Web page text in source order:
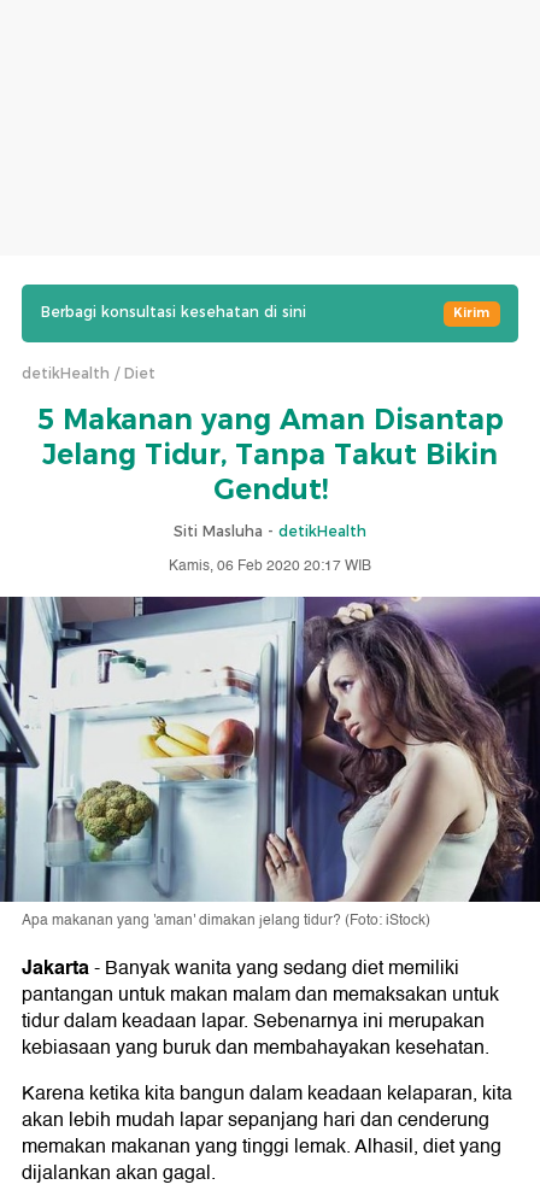
Berbagi konsultasi kesehatan di sini Kirim
detikHealth Diet
5 Makanan yang Aman Disantap
Jelang Tidur, Tanpa Takut Bikin
Gendut!
Siti Masluha - detikHealth
Kamis, 06 Feb 2020 20:17 WIB
Apa makanan yang 'aman' dimakan jelang tidur? (Foto: iStock)
Jakarta-Banyak wanita yang sedang diet memiliki
pantangan untuk makan malam dan memaksakan untuk
tidur dalam keadaan lapar. Sebenarnya ini merupakan
kebiasaan yang buruk dan membahayakan kesehatan.
Karena ketika kita bangun dalam keadaan kelaparan, kita
akan lebih mudah lapar sepanjang hari dan cenderung
memakan makanan yang tinggi lemak. Alhasil, diet yang
dijalankan akan gagal.